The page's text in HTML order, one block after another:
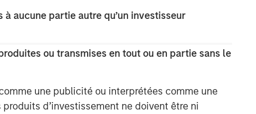
aucune partie autre qu’un investisseur
ou transmises en tout ou en partie sans le
une publicité ou interprétées comme une
d’investissement ne doivent être ni